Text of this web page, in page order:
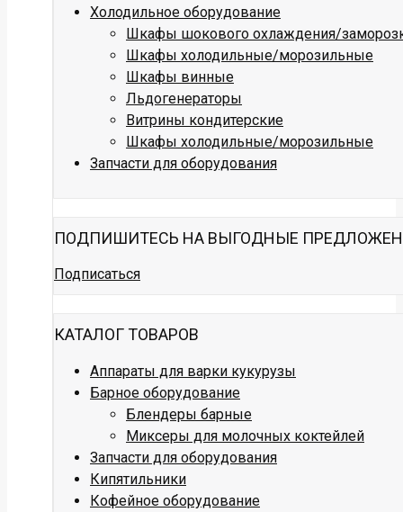
Холодильное оборудование
Шкафы шокового охлаждения/
Шкафы холодильные/морозильные
Шкафы винные
Льдогенераторы
Витрины кондитерские
Шкафы холодильные/морозильные
Запчасти для оборудования
ПОДПИШИТЕСЬ НА ВЫГОДНЫЕ
Подписаться
КАТАЛОГ ТОВАРОВ
Аппараты для варки кукурузы
Барное оборудование
Блендеры барные
Миксеры для молочных коктейлей
Запчасти для оборудования
Кипятильники
Кофейное оборудование